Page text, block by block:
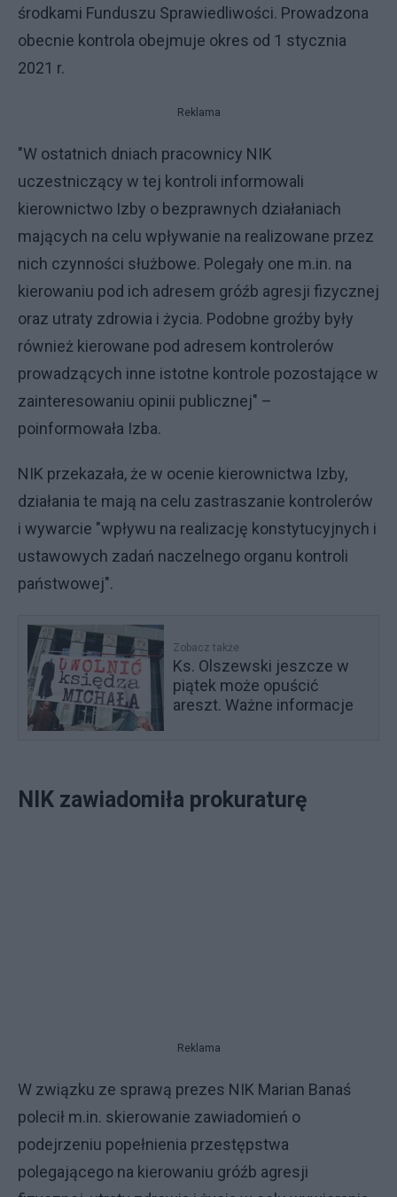
środkami Funduszu Sprawiedliwości. Prowadzona
obecnie kontrola obejmuje okres od 1 stycznia
2021 r.
Reklama
"W ostatnich dniach pracownicy NIK
uczestniczący w tej kontroli informowali
kierownictwo Izby o bezprawnych działaniach
mających na celu wpływanie na realizowane przez
nich czynności służbowe. Polegały one m.in. na
kierowaniu pod ich adresem gróźb agresji fizycznej
oraz utraty zdrowia i życia. Podobne groźby były
również kierowane pod adresem kontrolerów
prowadzących inne istotne kontrole pozostające w
zainteresowaniu opinii publicznej" –
poinformowała Izba.
NIK przekazała, że w ocenie kierownictwa Izby,
działania te mają na celu zastraszanie kontrolerów
i wywarcie "wpływu na realizację konstytucyjnych i
ustawowych zadań naczelnego organu kontroli
państwowej".
Zobacz także
Ks. Olszewski jeszcze w
piątek może opuścić
areszt. Ważne informacje
NIK zawiadomiła prokuraturę
Reklama
W związku ze sprawą prezes NIK Marian Banaś
polecił m.in. skierowanie zawiadomień o
podejrzeniu popełnienia przestępstwa
polegającego na kierowaniu gróźb agresji